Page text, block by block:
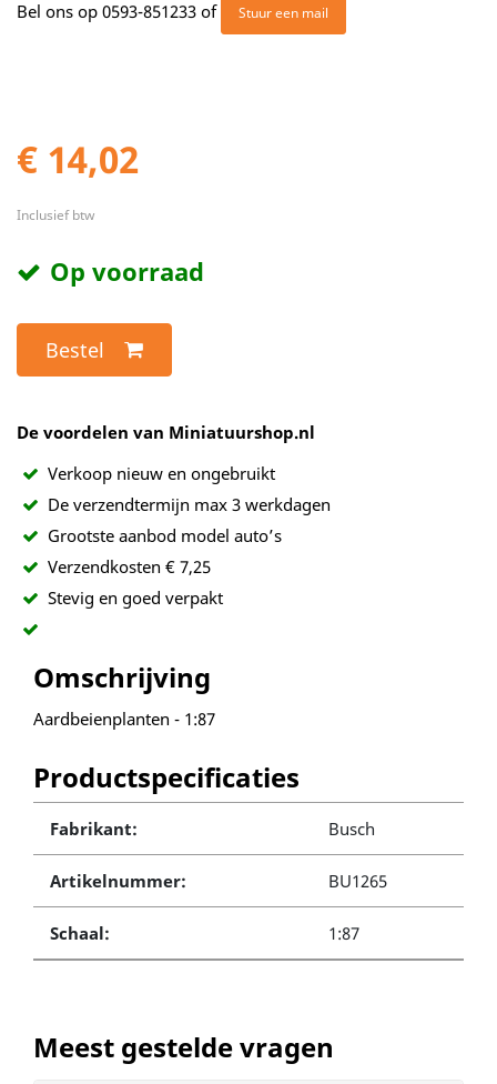
Bel ons op 0593-851233 of Stuur een mail
€ 14,02
Inclusief btw
Op voorraad
Bestel
De voordelen van Miniatuurshop.nl
Verkoop nieuw en ongebruikt
De verzendtermijn max 3 werkdagen
Grootste aanbod model auto’s
Verzendkosten € 7,25
Stevig en goed verpakt
Omschrijving
Aardbeienplanten - 1:87
Productspecificaties
Fabrikant: Busch
Artikelnummer: BU1265
Schaal: 1:87
Meest gestelde vragen